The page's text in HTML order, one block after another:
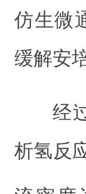
仿生微
缓解安
经
析氢反